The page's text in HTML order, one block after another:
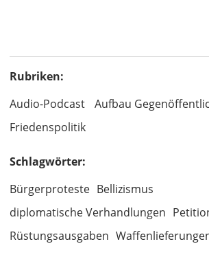
Rubriken:
Audio-Podcast
Aufbau
Friedenspolitik
Schlagwörter:
Bürgerproteste Bellizismus
diplomatische Verhandlungen
Rüstungsausgaben